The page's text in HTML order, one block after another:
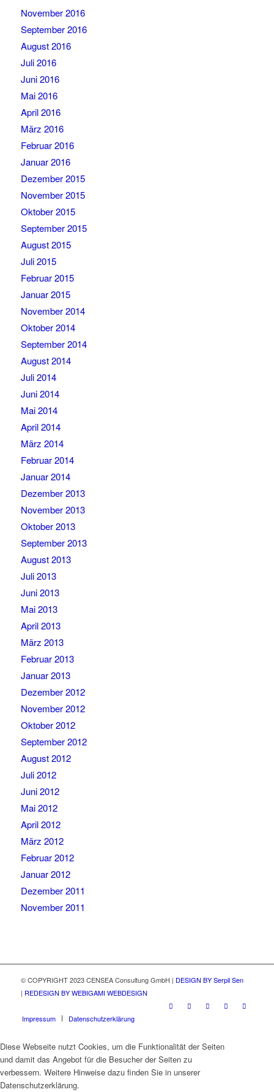
November 2016
September 2016
August 2016
Juli 2016
Juni 2016
Mai 2016
April 2016
März 2016
Februar 2016
Januar 2016
Dezember 2015
November 2015
Oktober 2015
September 2015
August 2015
Juli 2015
Februar 2015
Januar 2015
November 2014
Oktober 2014
September 2014
August 2014
Juli 2014
Juni 2014
Mai 2014
April 2014
März 2014
Februar 2014
Januar 2014
Dezember 2013
November 2013
Oktober 2013
September 2013
August 2013
Juli 2013
Juni 2013
Mai 2013
April 2013
März 2013
Februar 2013
Januar 2013
Dezember 2012
November 2012
Oktober 2012
September 2012
August 2012
Juli 2012
Juni 2012
Mai 2012
April 2012
März 2012
Februar 2012
Januar 2012
Dezember 2011
November 2011
© COPYRIGHT 2023 CENSEA Consultung GmbH | DESIGN BY Serpil Sen
| REDESIGN BY WEBIGAMI WEBDESIGN
Impressum Datenschutzerklärung
Diese Webseite nutzt Cookies, um die Funktionalität der Seiten
und damit das Angebot für die Besucher der Seiten zu
verbessern. Weitere Hinweise dazu finden Sie in unserer
Datenschutzerklärung.